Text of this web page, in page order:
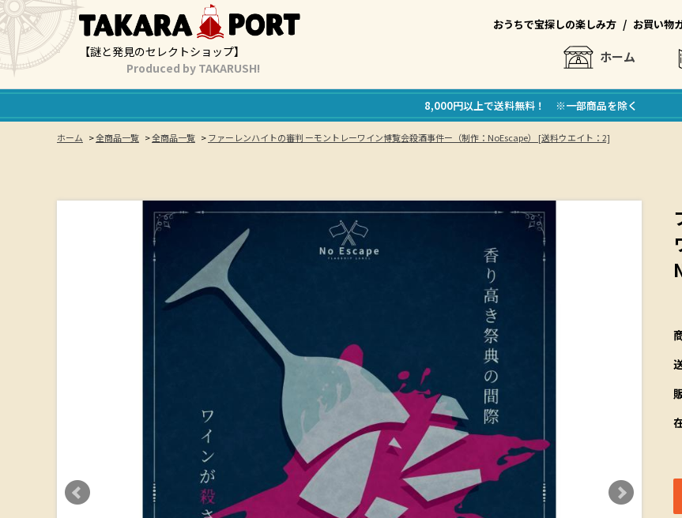
【謎と発見のセレクトショップ】
Produced by TAKARUSH!
おうちで宝探しの楽しみ方 / お買い物
ホーム
8,000円以上で送料無料！ ※一部商品を除く
ホーム >全商品一覧 >全商品一覧 >ファーレンハイトの審判 ーモントレーワイン博覧会殺酒事件ー（制作：NoEscape） [送料ウエイト：2]